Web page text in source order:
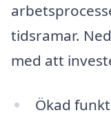
tidsramar.
med att
Ökad